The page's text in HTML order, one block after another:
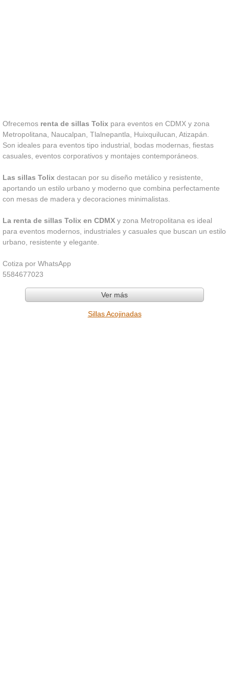
Ofrecemos renta de sillas Tolix para eventos en CDMX y zona
Metropolitana, Naucalpan, Tlalnepantla, Huixquilucan, Atizapán.
Son ideales para eventos tipo industrial, bodas modernas, fiestas
casuales, eventos corporativos y montajes contemporáneos.
Las sillas Tolix destacan por su diseño metálico y resistente,
aportando un estilo urbano y moderno que combina perfectamente
con mesas de madera y decoraciones minimalistas.
La renta de sillas Tolix en CDMX y zona Metropolitana es ideal
para eventos modernos, industriales y casuales que buscan un estilo
urbano, resistente y elegante.
Cotiza por WhatsApp
5584677023
Ver más
Sillas Acojinadas